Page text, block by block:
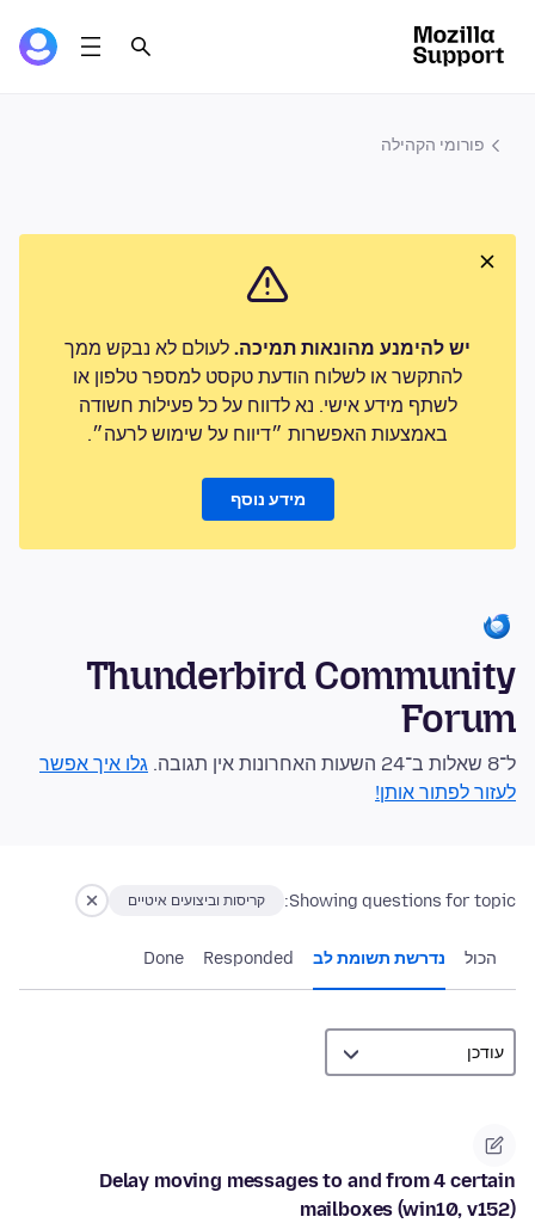
פורומי הקהילה
יש להימנע מהונאות תמיכה. לעולם לא נבקש ממך
להתקשר או לשלוח הודעת טקסט למספר טלפון או
לשתף מידע אישי. נא לדווח על כל פעילות חשודה
באמצעות האפשרות ״דיווח על שימוש לרעה״.
מידע נוסף
Thunderbird Community
Forum
ל־8 שאלות ב־24 השעות האחרונות אין תגובה.
גלו איך אפשר
לעזור לפתור אותן!
Showing questions for topic: קריסות וביצועים איטיים
הכול נדרשת תשומת לב Responded
Done
Delay moving messages to and from 4 certain
mailboxes (win10, v152)